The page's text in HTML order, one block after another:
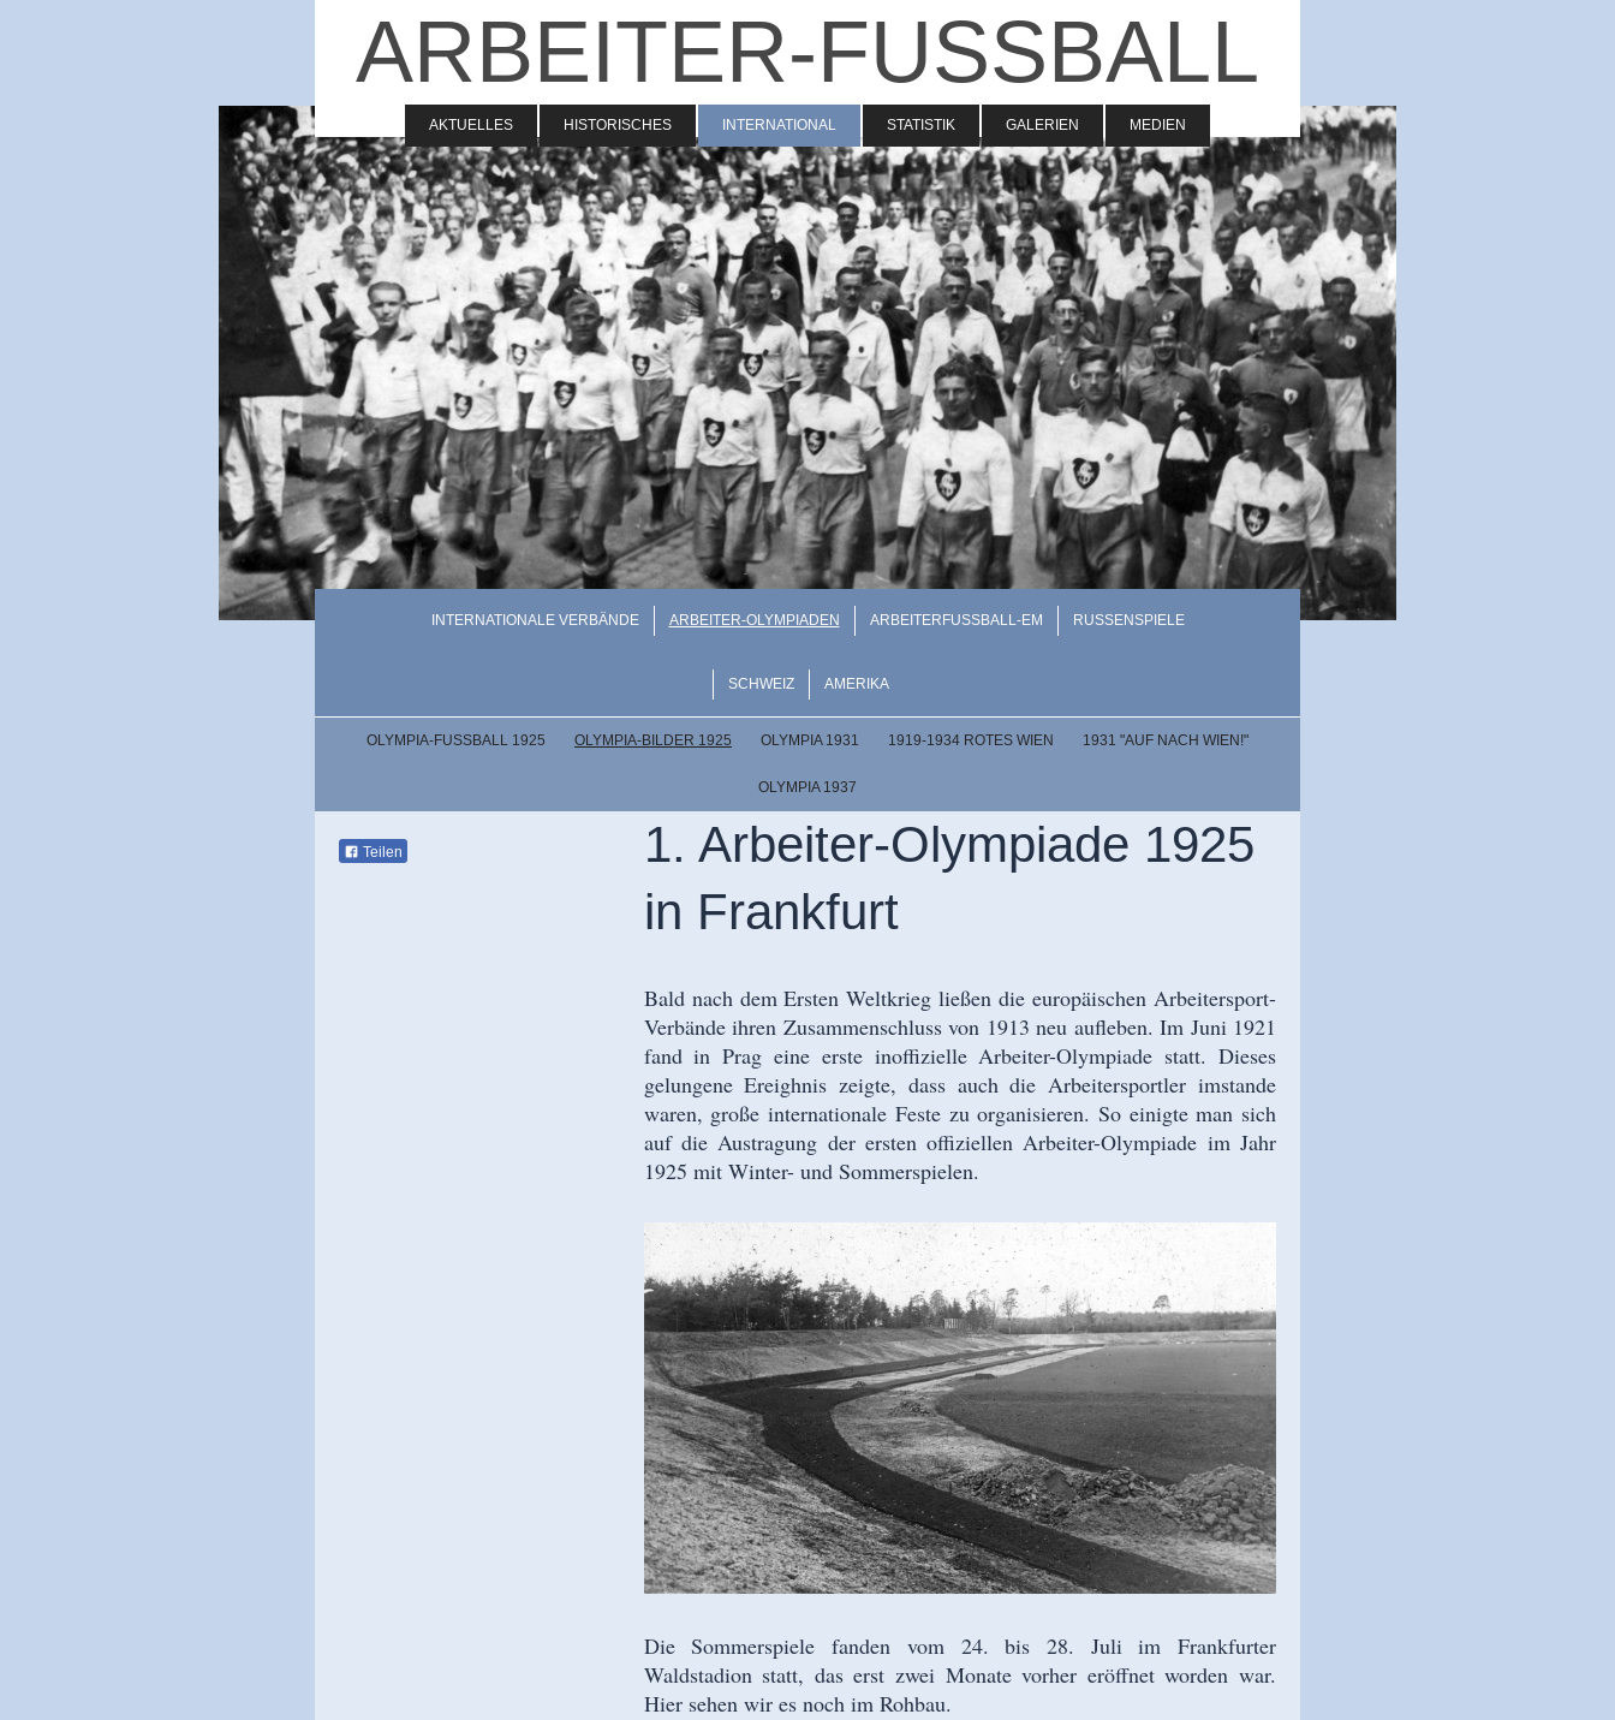
ARBEITER-FUSSBALL
AKTUELLES HISTORISCHES INTERNATIONAL STATISTIK GALERIEN MEDIEN
INTERNATIONALE VERBÄNDE ARBEITER-OLYMPIADEN ARBEITERFUSSBALL-EM RUSSENSPIELE
SCHWEIZ AMERIKA
OLYMPIA-FUSSBALL 1925 OLYMPIA-BILDER 1925 OLYMPIA 1931 1919-1934 ROTES WIEN 1931 "AUF NACH WIEN!"
OLYMPIA 1937
1. Arbeiter-Olympiade 1925
in Frankfurt
Bald nach dem Ersten Weltkrieg ließen die europäischen Arbeitersport-
Verbände ihren Zusammenschluss von 1913 neu aufleben. Im Juni 1921
fand in Prag eine erste inoffizielle Arbeiter-Olympiade statt. Dieses
gelungene Ereighnis zeigte, dass auch die Arbeitersportler imstande
waren, große internationale Feste zu organisieren. So einigte man sich
auf die Austragung der ersten offiziellen Arbeiter-Olympiade im Jahr
1925 mit Winter- und Sommerspielen.
Die Sommerspiele fanden vom 24. bis 28. Juli im Frankfurter
Waldstadion statt, das erst zwei Monate vorher eröffnet worden war.
Hier sehen wir es noch im Rohbau.
Teilen